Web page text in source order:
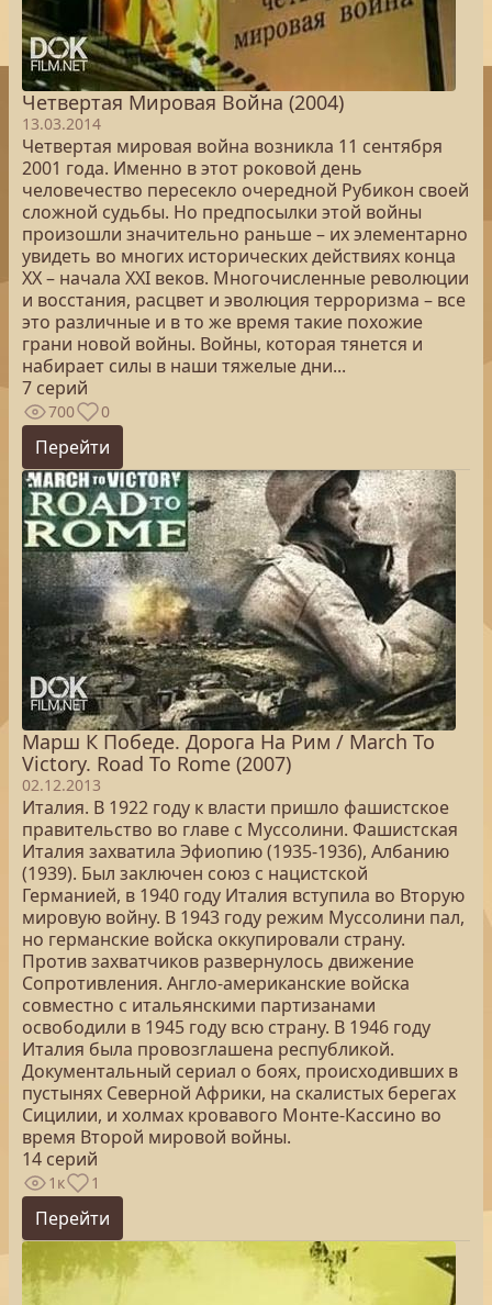
Четвертая Мировая Война (2004)
13.03.2014
Четвертая мировая война возникла 11 сентября
2001 года. Именно в этот роковой день
человечество пересекло очередной Рубикон своей
сложной судьбы. Но предпосылки этой войны
произошли значительно раньше – их элементарно
увидеть во многих исторических действиях конца
XX – начала XXI веков. Многочисленные революции
и восстания, расцвет и эволюция терроризма – все
это различные и в то же время такие похожие
грани новой войны. Войны, которая тянется и
набирает силы в наши тяжелые дни...
7 серий
700 0
Перейти
Марш К Победе. Дорога На Рим / March To
Victory. Road To Rome (2007)
02.12.2013
Италия. В 1922 году к власти пришло фашистское
правительство во главе с Муссолини. Фашистская
Италия захватила Эфиопию (1935-1936), Албанию
(1939). Был заключен союз с нацистской
Германией, в 1940 году Италия вступила во Вторую
мировую войну. В 1943 году режим Муссолини пал,
но германские войска оккупировали страну.
Против захватчиков развернулось движение
Сопротивления. Англо-американские войска
совместно с итальянскими партизанами
освободили в 1945 году всю страну. В 1946 году
Италия была провозглашена республикой.
Документальный сериал о боях, происходивших в
пустынях Северной Африки, на скалистых берегах
Сицилии, и холмах кровавого Монте-Кассино во
время Второй мировой войны.
14 серий
1к 1
Перейти